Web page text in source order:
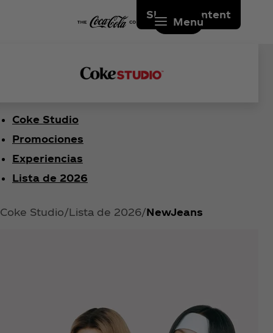
Skip to content
Menu
Coke Studio
Promociones
Experiencias
Lista de 2026
Coke Studio Lista de 2026 NewJeans